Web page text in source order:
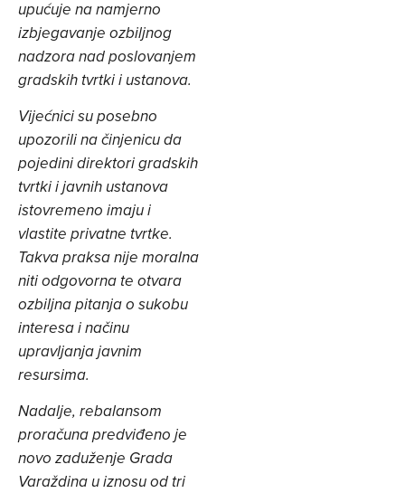
upućuje na namjerno
izbjegavanje ozbiljnog
nadzora nad poslovanjem
gradskih tvrtki i ustanova.
Vijećnici su posebno
upozorili na činjenicu da
pojedini direktori gradskih
tvrtki i javnih ustanova
istovremeno imaju i
vlastite privatne tvrtke.
Takva praksa nije moralna
niti odgovorna te otvara
ozbiljna pitanja o sukobu
interesa i načinu
upravljanja javnim
resursima.
Nadalje, rebalansom
proračuna predviđeno je
novo zaduženje Grada
Varaždina u iznosu od tri